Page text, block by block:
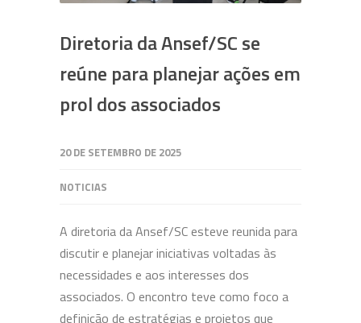
Diretoria da Ansef/SC se
reúne para planejar ações em
prol dos associados
20 DE SETEMBRO DE 2025
NOTICIAS
A diretoria da Ansef/SC esteve reunida para
discutir e planejar iniciativas voltadas às
necessidades e aos interesses dos
associados. O encontro teve como foco a
definição de estratégias e projetos que